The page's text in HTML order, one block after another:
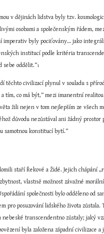
v dějinách lidstva byly tzv.
osobami a společenským řádem,
imperativ byly pociťovány… jako
institucí podle kritéria
sebe oddělit.“1
těchto civilizací plynul v souladu s
tím, co má být,“ mezi imanentní
žili nejen v tom nejlepším ze všech
důvodu nezůstával ani žádný
samotnou konstitucí bytí.“
staří Řekové a Židé. Jejich chápání
vlastně možnost závažné
společnosti bylo odděleno od
pro posuzování lidského života
nebeské transcendentno zůstaly; jaký
byla založena západní civilizace